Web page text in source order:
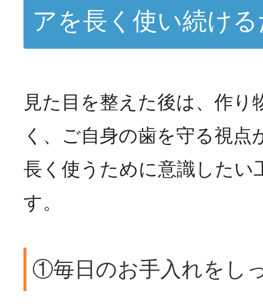
アを長く使い続け
見た目を整えた後は、作り
く、ご自身の歯を守る視点
長く使うために意識したい
す。
①毎日のお手入れをし